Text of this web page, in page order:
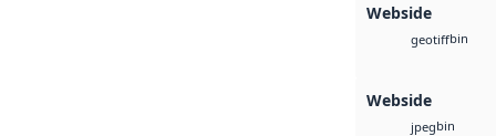
Webside
geotiffbin
Webside
jpegbin